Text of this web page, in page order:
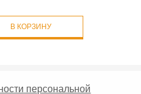
В КОРЗИНУ
персональной